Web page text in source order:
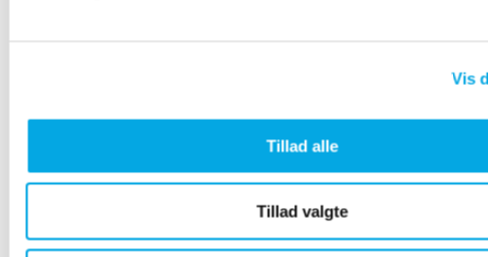
Vis
Tillad alle
Tillad valgte
Oplev den smarte Coway